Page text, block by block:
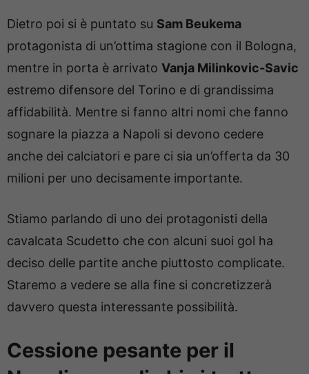
Dietro poi si è puntato su Sam Beukema
protagonista di un’ottima stagione con il Bologna,
mentre in porta è arrivato Vanja Milinkovic-Savic
estremo difensore del Torino e di grandissima
affidabilità. Mentre si fanno altri nomi che fanno
sognare la piazza a Napoli si devono cedere
anche dei calciatori e pare ci sia un’offerta da 30
milioni per uno decisamente importante.
Stiamo parlando di uno dei protagonisti della
cavalcata Scudetto che con alcuni suoi gol ha
deciso delle partite anche piuttosto complicate.
Staremo a vedere se alla fine si concretizzerà
davvero questa interessante possibilità.
Cessione pesante per il